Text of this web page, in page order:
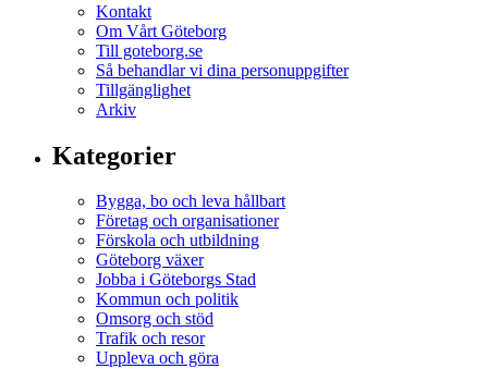
Kontakt
Om Vårt Göteborg
Till goteborg.se
Så behandlar vi dina personuppgifter
Tillgänglighet
Arkiv
Kategorier
Bygga, bo och leva hållbart
Företag och organisationer
Förskola och utbildning
Göteborg växer
Jobba i Göteborgs Stad
Kommun och politik
Omsorg och stöd
Trafik och resor
Uppleva och göra